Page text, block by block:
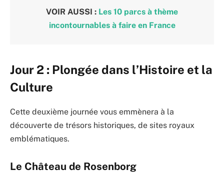
VOIR AUSSI : Les 10 parcs à thème
incontournables à faire en France
Jour 2 : Plongée dans l’Histoire et la
Culture
Cette deuxième journée vous emmènera à la
découverte de trésors historiques, de sites royaux
emblématiques.
Le Château de Rosenborg